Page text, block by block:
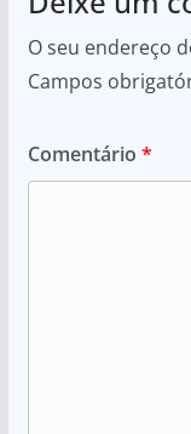
O seu endereço
Campos
Comentário *